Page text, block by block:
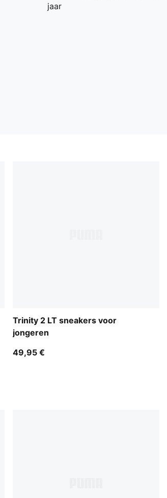
jaar
Trinity 2 LT sneakers voor
jongeren
49,95 €